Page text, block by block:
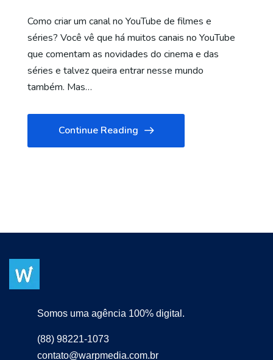
Como criar um canal no YouTube de filmes e
séries? Você vê que há muitos canais no YouTube
que comentam as novidades do cinema e das
séries e talvez queira entrar nesse mundo
também. Mas…
Continue Reading
Somos uma agência 100% digital.
(88) 98221-1073
contato@warpmedia.com.br